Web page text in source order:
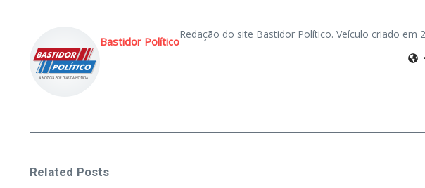
Bastidor Político
Redação do site Bastidor Político. Veículo criado
Related Posts